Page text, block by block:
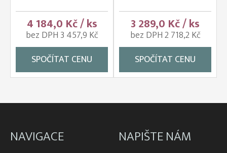
4 184,0 Kč / ks
bez DPH 3 457,9 Kč
SPOČÍTAT CENU
3 289,0 Kč / ks
bez DPH 2 718,2 Kč
SPOČÍTAT CENU
NAVIGACE NAPIŠTE NÁM